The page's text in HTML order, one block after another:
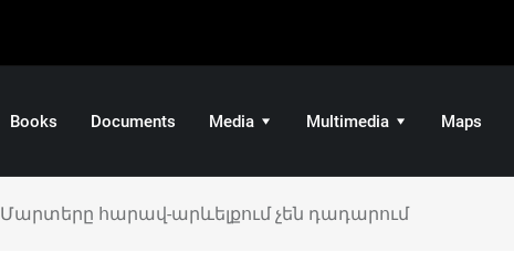
Books Documents Media Multimedia Maps
Մարտերը հարավ-արևելքում չեն դադարում